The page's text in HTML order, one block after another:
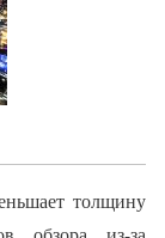
толщину